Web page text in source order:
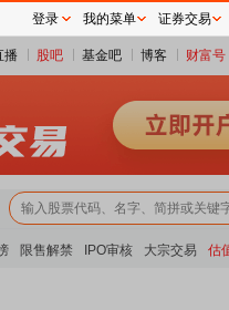
播 股吧 基金吧 博客 财富号
限售解禁 IPO审核 大宗交易 估
登录 我的菜单 证券交易